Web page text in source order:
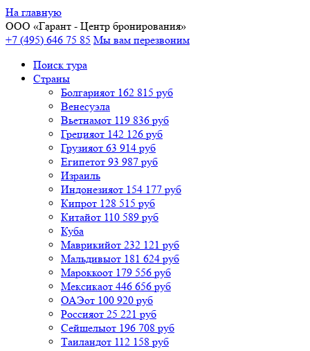
На главную
ООО «Гарант - Центр бронирования»
+7 (495) 646 75 85 Мы вам перезвоним
Поиск тура
Cтраны
Болгарияот 162 815 руб
Венесуэла
Вьетнамот 119 836 руб
Грецияот 142 126 руб
Грузияот 63 914 руб
Египетот 93 987 руб
Израиль
Индонезияот 154 177 руб
Кипрот 128 515 руб
Китайот 110 589 руб
Куба
Маврикийот 232 121 руб
Мальдивыот 181 624 руб
Мароккоот 179 556 руб
Мексикаот 446 656 руб
ОАЭот 100 920 руб
Россияот 25 221 руб
Сейшелыот 196 708 руб
Таиландот 112 158 руб